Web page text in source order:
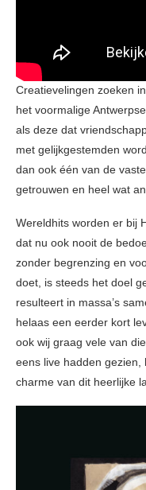
Creatievelingen zoeken
het voormalige
als deze dat
met gelijkgestemden
dan ook één van de
getrouwen en heel wat
Wereldhits worden er bij
dat nu ook nooit de
zonder begrenzing en
doet, is steeds het doel
resulteert in massa’s
helaas een eerder kort
ook wij graag vele van
eens live hadden
charme van dit heerlijke